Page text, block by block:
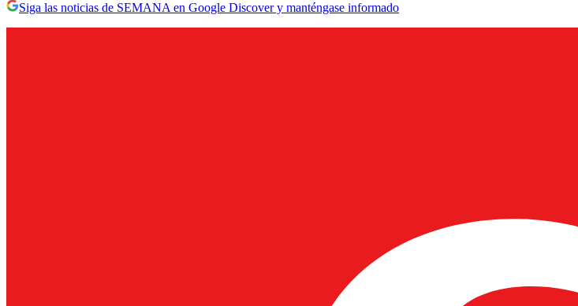
Siga las noticias de SEMANA en Google Discover y manténgase informado